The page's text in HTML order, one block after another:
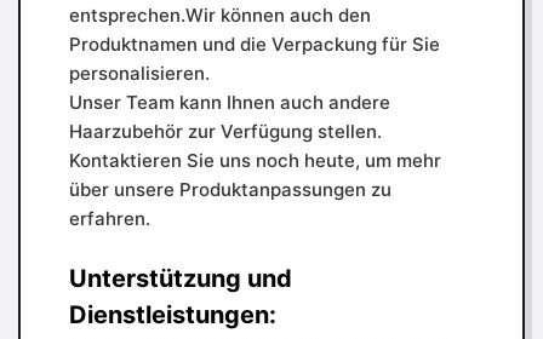
entsprechen.Wir können auch den
Produktnamen und die Verpackung für Sie
personalisieren.
Unser Team kann Ihnen auch andere
Haarzubehör zur Verfügung stellen.
Kontaktieren Sie uns noch heute, um mehr
über unsere Produktanpassungen zu
erfahren.
Unterstützung und
Dienstleistungen: